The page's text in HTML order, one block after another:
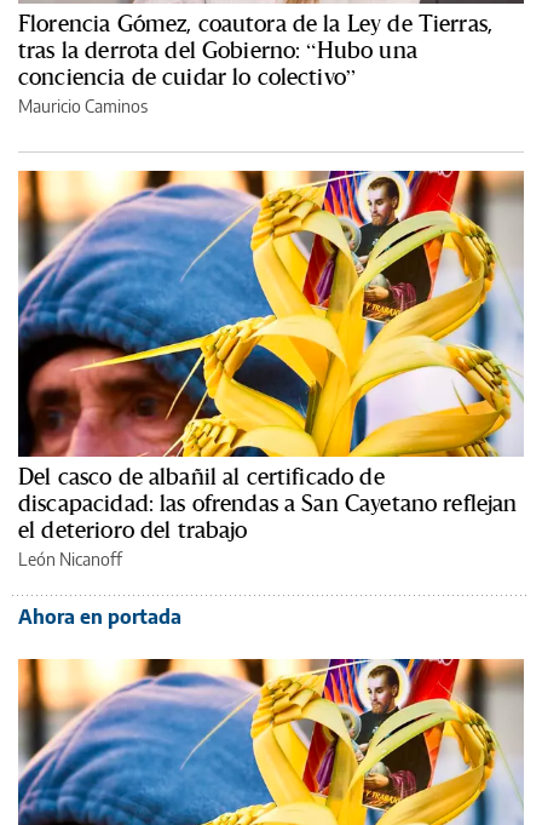
Florencia Gómez, coautora de la Ley de Tierras,
tras la derrota del Gobierno: “Hubo una
conciencia de cuidar lo colectivo”
Mauricio Caminos
Del casco de albañil al certificado de
discapacidad: las ofrendas a San Cayetano reflejan
el deterioro del trabajo
León Nicanoff
Ahora en portada